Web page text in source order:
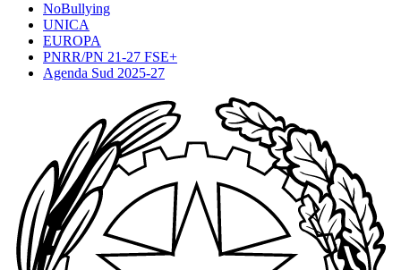
NoBullying
UNICA
EUROPA
PNRR/PN 21-27 FSE+
Agenda Sud 2025-27